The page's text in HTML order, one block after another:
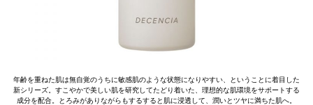
年齢を重ねた肌は無自覚のうちに敏感肌のような状態になりやすい、ということに着目した
新シリーズ。すこやかで美しい肌を研究してたどり着いた、理想的な肌環境をサポートする
成分を配合。とろみがありながらもするすると肌に浸透して、潤いとツヤに満ちた肌へ。